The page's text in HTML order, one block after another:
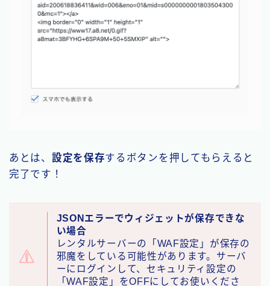
あとは、 設定を保存するボタンを押してもらえると
完了です！
JSONエラーでウィジェットが保存できな
い場合
レンタルサーバーの「WAF設定」が保存の
邪魔をしている可能性があります。サーバ
ーにログインして、セキュリティ設定の
「WAF設定」をOFFにしてお使いくださ